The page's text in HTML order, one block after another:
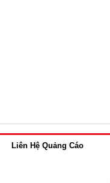
Liên Hệ Quảng Cáo